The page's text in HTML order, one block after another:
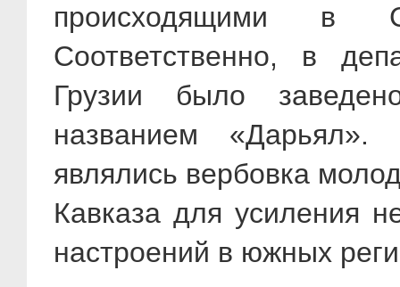
происходящими в
Соответственно, в
Грузии было
названием
являлись вербовка
Кавказа для усиления
настроений в южных